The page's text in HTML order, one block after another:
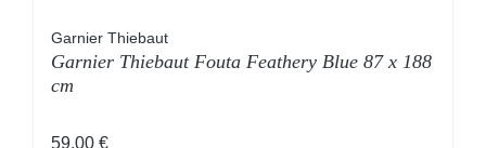
Garnier Thiebaut
Garnier Thiebaut Fouta Feathery Blue 87 x 188
cm
Regulärer Preis:
59,00 €